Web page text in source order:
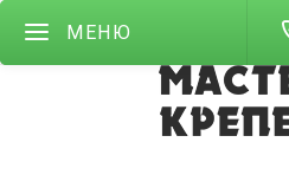
МЕНЮ